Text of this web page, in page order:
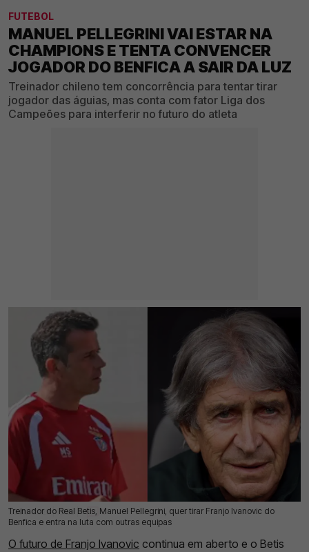
FUTEBOL
MANUEL PELLEGRINI VAI ESTAR NA
CHAMPIONS E TENTA CONVENCER
JOGADOR DO BENFICA A SAIR DA LUZ
Treinador chileno tem concorrência para tentar tirar
jogador das águias, mas conta com fator Liga dos
Campeões para interferir no futuro do atleta
Treinador do Real Betis, Manuel Pellegrini, quer tirar Franjo Ivanovic do
Benfica e entra na luta com outras equipas
30 Jul 2026 | 10:28 | 0
O futuro de Franjo Ivanovic continua em aberto e o Betis